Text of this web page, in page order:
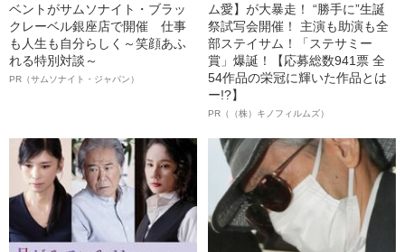
ベントがサムソナイト・ブラッ
クレーベル銀座店で開催 仕事
も人生も自分らしく～笑顔あふ
れる特別対談～
PR（サムソナイト・ジャパン）
ム愛】が大暴走！ “勝手に”生誕
祭試写会開催！ 主演も助演も全
部ステイサム！「ステサミー
賞」爆誕！【応募総数941票 全
54作品の栄冠に輝いた作品とは
ー!?】
PR（（株）キノフィルムズ）